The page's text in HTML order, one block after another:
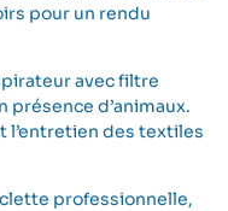
pour un rendu
avec filtre
présence d’animaux.
l’entretien des textiles
professionnelle,